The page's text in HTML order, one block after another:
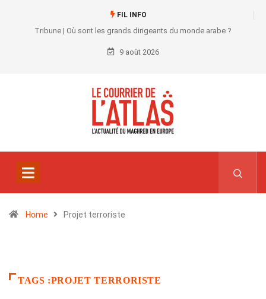
FIL INFO
Tribune | Où sont les grands dirigeants du monde arabe ?
9 août 2026
Home Projet terroriste
TAGS :PROJET TERRORISTE